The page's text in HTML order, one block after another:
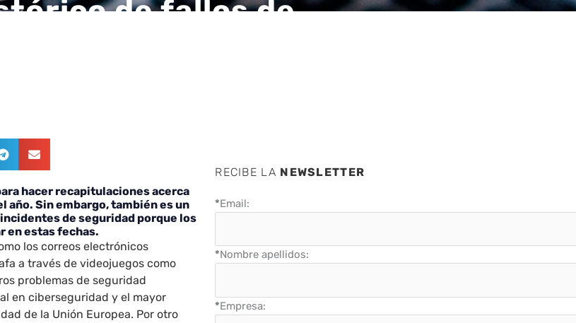
de fallos de
hacer recapitulaciones acerca
año. Sin embargo, también es un
de seguridad porque los
en estas fechas.
los correos electrónicos
a través de videojuegos como
problemas de seguridad
en ciberseguridad y el mayor
de la Unión Europea. Por otro
RECIBE LA NEWSLETTER
*Email:
*Nombre apellidos:
*Empresa: